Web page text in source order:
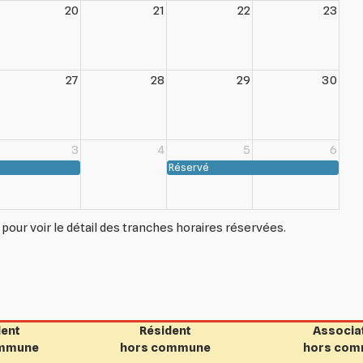
20 21 22 23
27 28 29 30
3 4 5 6
Réservé
voir le détail des tranches horaires réservées.
Résident
hors commune
hors